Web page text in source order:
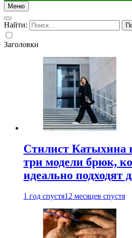
Меню
Найти:
Заголовки
Стилист Катыхина
три модели брюк,
идеально подходят
1 год спустя12 месяцев спустя